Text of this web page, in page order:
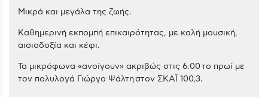
Μικρά και μεγάλα της ζωής.
Kαθημερινή εκπομπή επικαιρότητας, με καλή μουσική,
αισιοδοξία και κέφι.
Τα μικρόφωνα «ανοίγουν» ακριβώς στις 6.00 το πρωί με
τον πολυλογά Γιώργο Ψάλτη στον ΣΚΑΪ 100,3.